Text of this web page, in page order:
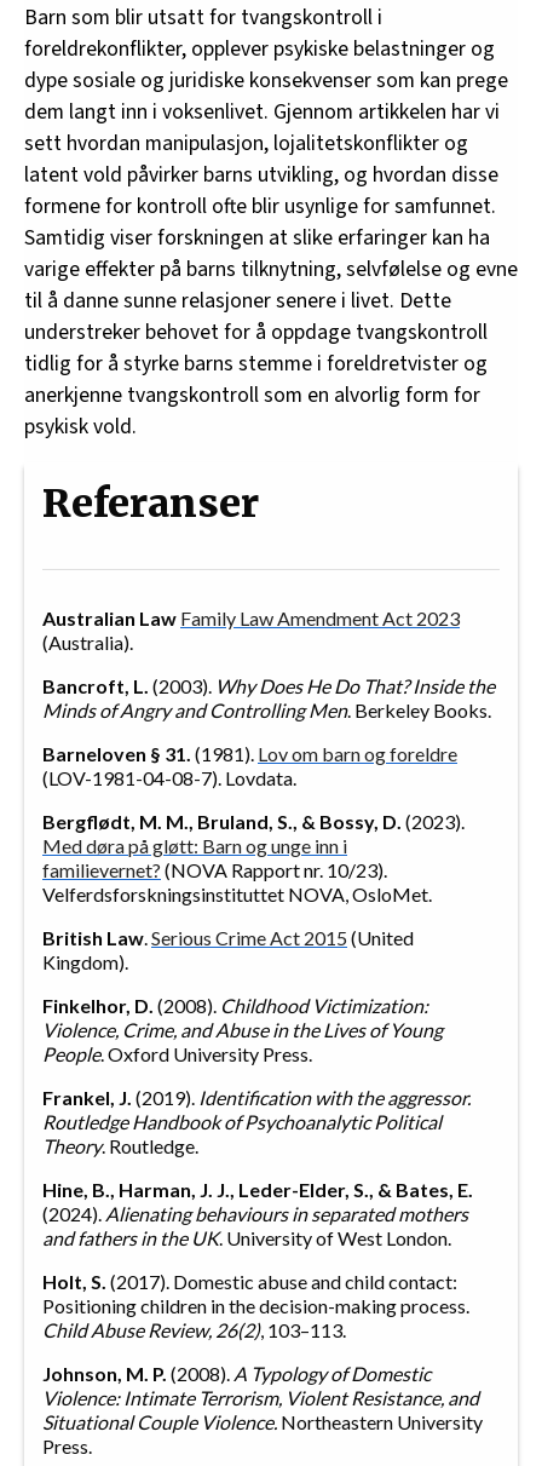
Barn som blir utsatt for tvangskontroll i
foreldrekonflikter, opplever psykiske belastninger og
dype sosiale og juridiske konsekvenser som kan prege
dem langt inn i voksenlivet. Gjennom artikkelen har vi
sett hvordan manipulasjon, lojalitetskonflikter og
latent vold påvirker barns utvikling, og hvordan disse
formene for kontroll ofte blir usynlige for samfunnet.
Samtidig viser forskningen at slike erfaringer kan ha
varige effekter på barns tilknytning, selvfølelse og evne
til å danne sunne relasjoner senere i livet. Dette
understreker behovet for å oppdage tvangskontroll
tidlig for å styrke barns stemme i foreldretvister og
anerkjenne tvangskontroll som en alvorlig form for
psykisk vold.
Referanser
Australian Law Family Law Amendment Act 2023
(Australia).
Bancroft, L.
(2003). Why Does He Do That? Inside the
Minds of Angry and Controlling Men. Berkeley Books.
Barneloven § 31. (1981). Lov om barn og foreldre
(LOV-1981-04-08-7). Lovdata.
Bergflødt, M. M., Bruland, S., & Bossy, D. (2023).
Med døra på gløtt: Barn og unge inn i
familievernet? (NOVA Rapport nr. 10/23).
Velferdsforskningsinstituttet NOVA, OsloMet.
British Law Serious Crime Act 2015(United
Kingdom).
Finkelhor, D. (2008). Childhood Victimization:
Violence, Crime, and Abuse in the Lives of Young
People. Oxford University Press.
Frankel, J. (2019). Identification with the aggressor.
Routledge Handbook of Psychoanalytic Political
Theory. Routledge.
Hine, B., Harman, J. J., Leder-Elder, S., & Bates, E.
(2024). Alienating behaviours in separated mothers
and fathers in the UK. University of West London.
Holt, S. (2017). Domestic abuse and child contact:
Positioning children in the decision-making process.
Child Abuse Review, 26(2), 103–113.
Johnson, M. P. (2008). A Typology of Domestic
Violence: Intimate Terrorism, Violent Resistance, and
Situational Couple Violence. Northeastern University
Press.